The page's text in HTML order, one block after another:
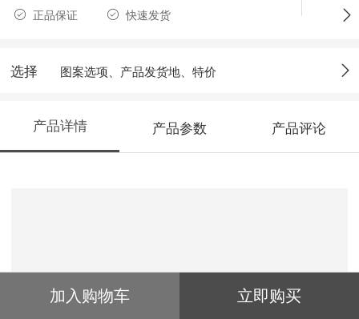
正品保证 快速发货
选择 图案选项、产品发货地、特价
产品详情 产品参数 产品评论
加入购物车 立即购买